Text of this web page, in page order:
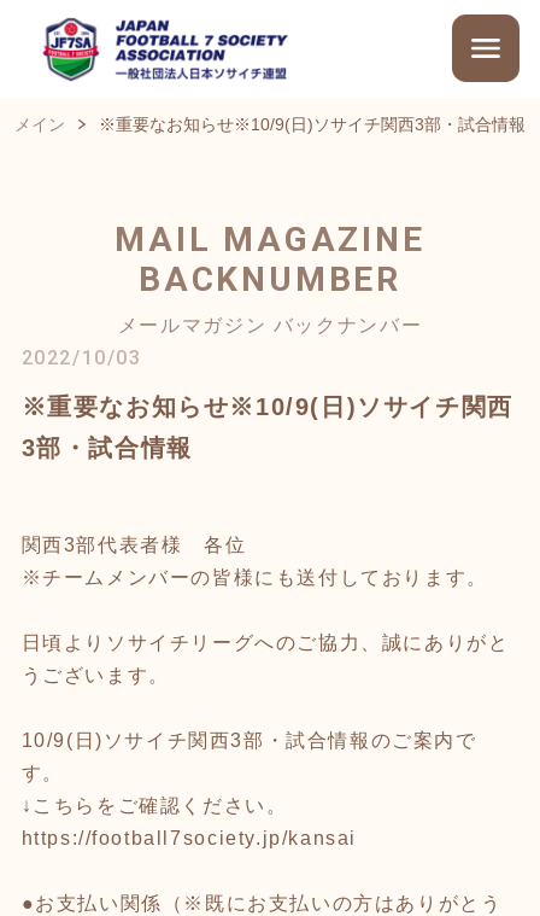
メイン ※重要なお知らせ※10/9(日)ソサイチ関西3部・試合情報
MAIL MAGAZINE
BACKNUMBER
メールマガジン バックナンバー
2022/10/03
※重要なお知らせ※10/9(日)ソサイチ関西
3部・試合情報
関西3部代表者様 各位
※チームメンバーの皆様にも送付しております。
日頃よりソサイチリーグへのご協力、誠にありがと
うございます。
10/9(日)ソサイチ関西3部・試合情報のご案内で
す。
↓こちらをご確認ください。
https://football7society.jp/kansai
●お支払い関係（※既にお支払いの方はありがとう